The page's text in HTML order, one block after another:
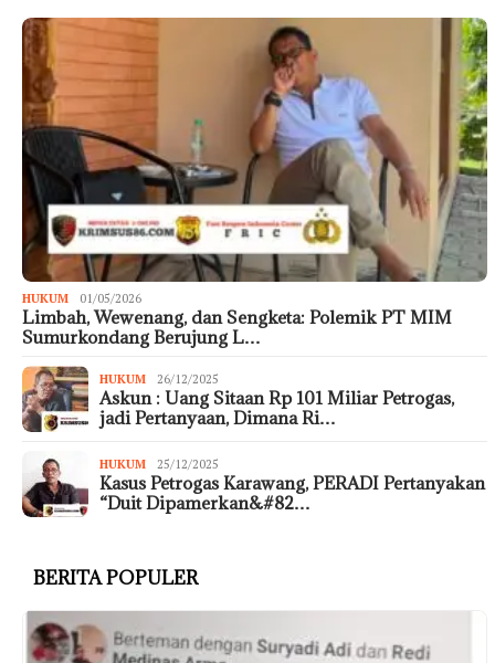
HUKUM 01/05/2026
Limbah, Wewenang, dan Sengketa: Polemik PT MIM
Sumurkondang Berujung L…
HUKUM 26/12/2025
Askun : Uang Sitaan Rp 101 Miliar Petrogas,
jadi Pertanyaan, Dimana Ri…
HUKUM 25/12/2025
Kasus Petrogas Karawang, PERADI Pertanyakan
“Duit Dipamerkan&#82…
BERITA POPULER